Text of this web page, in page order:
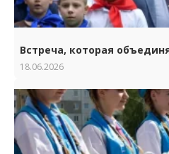
Встреча, которая
18.06.2026